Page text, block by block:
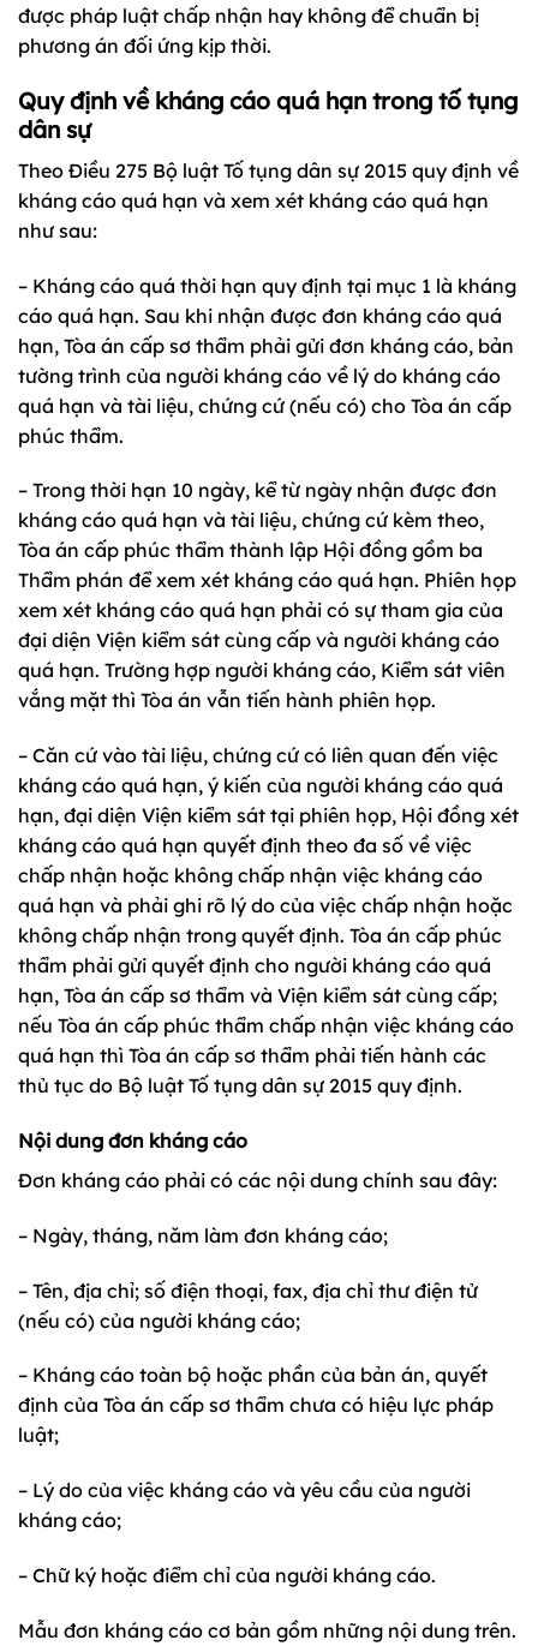
được pháp luật chấp nhận hay không để chuẩn bị
phương án đối ứng kịp thời.
Quy định về kháng cáo quá hạn trong tố tụng
dân sự
Theo Điều 275 Bộ luật Tố tụng dân sự 2015 quy định về
kháng cáo quá hạn và xem xét kháng cáo quá hạn
như sau:
– Kháng cáo quá thời hạn quy định tại mục 1 là kháng
cáo quá hạn. Sau khi nhận được đơn kháng cáo quá
hạn, Tòa án cấp sơ thẩm phải gửi đơn kháng cáo, bản
tường trình của người kháng cáo về lý do kháng cáo
quá hạn và tài liệu, chứng cứ (nếu có) cho Tòa án cấp
phúc thẩm.
– Trong thời hạn 10 ngày, kể từ ngày nhận được đơn
kháng cáo quá hạn và tài liệu, chứng cứ kèm theo,
Tòa án cấp phúc thẩm thành lập Hội đồng gồm ba
Thẩm phán để xem xét kháng cáo quá hạn. Phiên họp
xem xét kháng cáo quá hạn phải có sự tham gia của
đại diện Viện kiểm sát cùng cấp và người kháng cáo
quá hạn. Trường hợp người kháng cáo, Kiểm sát viên
vắng mặt thì Tòa án vẫn tiến hành phiên họp.
– Căn cứ vào tài liệu, chứng cứ có liên quan đến việc
kháng cáo quá hạn, ý kiến của người kháng cáo quá
hạn, đại diện Viện kiểm sát tại phiên họp, Hội đồng xét
kháng cáo quá hạn quyết định theo đa số về việc
chấp nhận hoặc không chấp nhận việc kháng cáo
quá hạn và phải ghi rõ lý do của việc chấp nhận hoặc
không chấp nhận trong quyết định. Tòa án cấp phúc
thẩm phải gửi quyết định cho người kháng cáo quá
hạn, Tòa án cấp sơ thẩm và Viện kiểm sát cùng cấp;
nếu Tòa án cấp phúc thẩm chấp nhận việc kháng cáo
quá hạn thì Tòa án cấp sơ thẩm phải tiến hành các
thủ tục do Bộ luật Tố tụng dân sự 2015 quy định.
Nội dung đơn kháng cáo
Đơn kháng cáo phải có các nội dung chính sau đây:
– Ngày, tháng, năm làm đơn kháng cáo;
– Tên, địa chỉ; số điện thoại, fax, địa chỉ thư điện tử
(nếu có) của người kháng cáo;
– Kháng cáo toàn bộ hoặc phần của bản án, quyết
định của Tòa án cấp sơ thẩm chưa có hiệu lực pháp
luật;
– Lý do của việc kháng cáo và yêu cầu của người
kháng cáo;
– Chữ ký hoặc điểm chỉ của người kháng cáo.
Mẫu đơn kháng cáo cơ bản gồm những nội dung trên.